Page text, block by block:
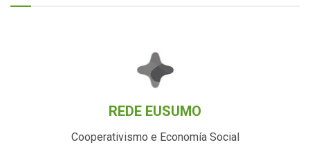
REDE EUSUMO
Cooperativismo e Economía Social